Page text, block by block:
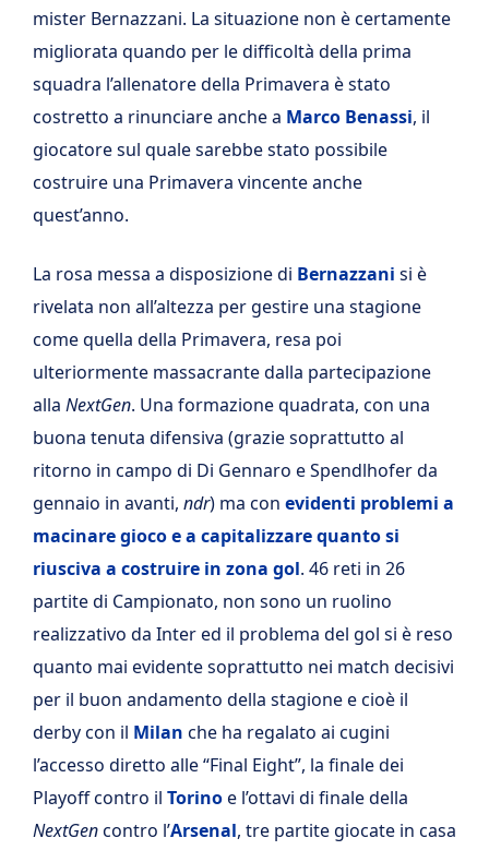
mister Bernazzani. La situazione non è certamente
migliorata quando per le difficoltà della prima
squadra l’allenatore della Primavera è stato
costretto a rinunciare anche a Marco Benassi, il
giocatore sul quale sarebbe stato possibile
costruire una Primavera vincente anche
quest’anno.
La rosa messa a disposizione di Bernazzani si è
rivelata non all’altezza per gestire una stagione
come quella della Primavera, resa poi
ulteriormente massacrante dalla partecipazione
alla NextGen. Una formazione quadrata, con una
buona tenuta difensiva (grazie soprattutto al
ritorno in campo di Di Gennaro e Spendlhofer da
gennaio in avanti, ndr) ma con evidenti problemi a
macinare gioco e a capitalizzare quanto si
riusciva a costruire in zona gol. 46 reti in 26
partite di Campionato, non sono un ruolino
realizzativo da Inter ed il problema del gol si è reso
quanto mai evidente soprattutto nei match decisivi
per il buon andamento della stagione e cioè il
derby con il Milan che ha regalato ai cugini
l’accesso diretto alle “Final Eight”, la finale dei
Playoff contro il Torinoe l’ottavi di finale della
NextGencontro l’Arsenal, tre partite giocate in casa